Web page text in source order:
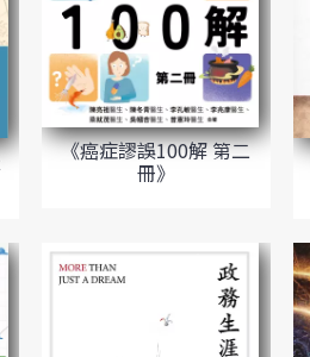
《癌症謬誤100解 第二
冊》